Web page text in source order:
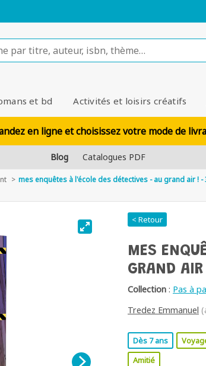
et bd Activités et loisirs créatifs
en ligne et choisissez votre mode de
Blog Catalogues PDF
mes enquêtes à l'école des détectives - au grand air !
< Retour
MES
GRAND
Collection : Pas à
Tredez Emmanuel
Dès 7 ans
Amitié